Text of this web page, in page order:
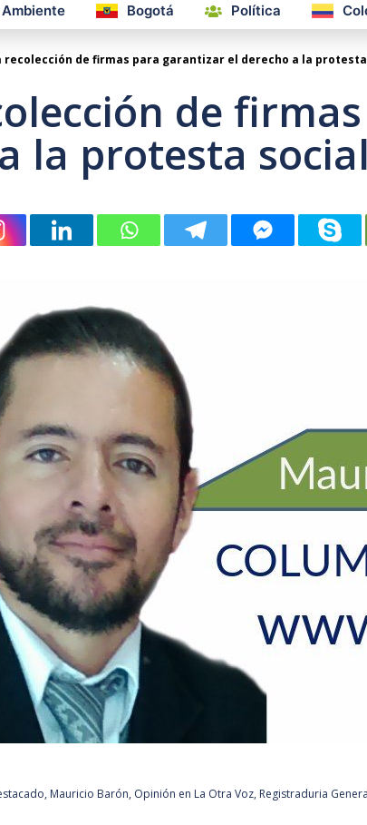
Bogotá Política
recolección de firmas para garantizar el derecho a la
de
la protesta
, Mauricio Barón, Opinión en La Otra Voz, Registraduria